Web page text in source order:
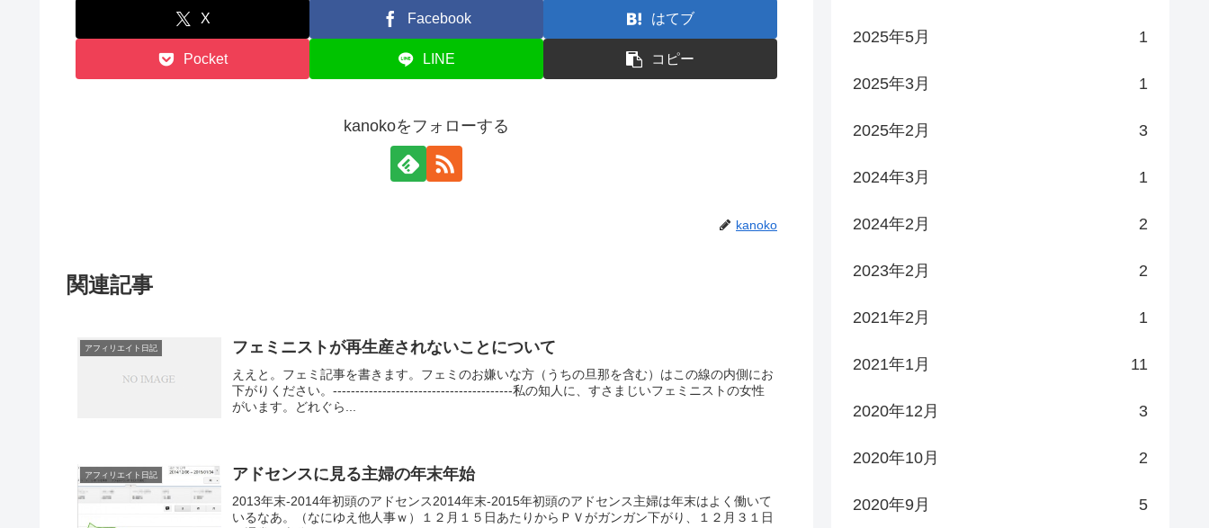
X Facebook はてブ
Pocket LINE コピー
kanokoをフォローする
kanoko
関連記事
アフィリエイト日記 フェミニストが再生産されないことについて
ええと。フェミ記事を書きます。フェミのお嫌いな方（うちの旦那を含む）はこの線の内側にお
下がりください。----------------------------------------私の知人に、すさまじいフェミニストの女性
がいます。どれぐら...
アフィリエイト日記 アドセンスに見る主婦の年末年始
2013年末-2014年初頭のアドセンス2014年末-2015年初頭のアドセンス主婦は年末はよく働いて
いるなあ。（なにゆえ他人事ｗ）１２月１５日あたりからＰＶがガンガン下がり、１２月３１日
2025年5月 1
2025年3月 1
2025年2月 3
2024年3月 1
2024年2月 2
2023年2月 2
2021年2月 1
2021年1月 11
2020年12月 3
2020年10月 2
2020年9月 5